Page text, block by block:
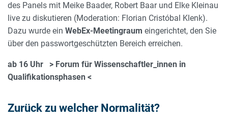
des Panels mit Meike Baader, Robert Baar und Elke Kleinau
live zu diskutieren (Moderation: Florian Cristóbal Klenk).
Dazu wurde ein WebEx-Meetingraum eingerichtet, den Sie
über den passwortgeschützten Bereich erreichen.
ab 16 Uhr > Forum für Wissenschaftler_innen in
Qualifikationsphasen <
Zurück zu welcher Normalität?